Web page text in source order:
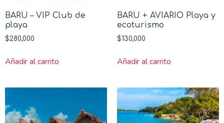
BARU – VIP Club de
playa
$280,000
Añadir al carrito
BARU + AVIARIO Playa y
ecoturismo
$130,000
Añadir al carrito